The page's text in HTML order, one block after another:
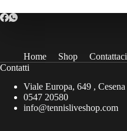
Home Shop Contattaci
Contatti
Viale Europa, 649 , Cesena
0547 20580
info@tennisliveshop.com